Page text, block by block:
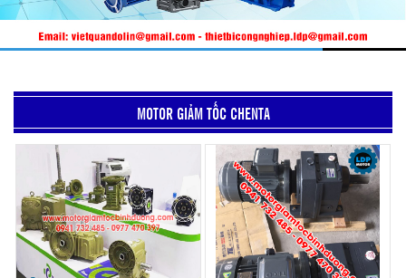
MOTOR GIẢM TỐC CHENTA